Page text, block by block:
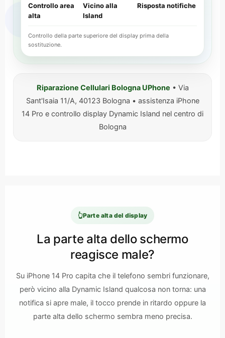
Controllo area
alta
Vicino alla
Island
Risposta notifiche
Controllo della parte superiore del display prima della
sostituzione.
Riparazione Cellulari Bologna UPhone • Via
Sant'Isaia 11/A, 40123 Bologna • assistenza iPhone
14 Pro e controllo display Dynamic Island nel centro di
Bologna
👆Parte alta del display
La parte alta dello schermo
reagisce male?
Su iPhone 14 Pro capita che il telefono sembri funzionare,
però vicino alla Dynamic Island qualcosa non torna: una
notifica si apre male, il tocco prende in ritardo oppure la
parte alta dello schermo sembra meno precisa.